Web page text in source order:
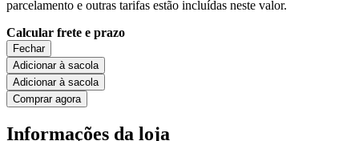
parcelamento e outras tarifas estão incluídas neste valor.
Calcular frete e prazo
Fechar
Adicionar à sacola
Adicionar à sacola
Comprar agora
Informações da loja